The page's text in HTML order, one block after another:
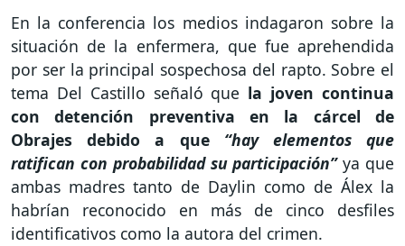
En la conferencia los medios indagaron sobre la
situación de la enfermera, que fue aprehendida
por ser la principal sospechosa del rapto. Sobre el
tema Del Castillo señaló que la joven continua
con detención preventiva en la cárcel de
Obrajes debido a que “hay elementos que
ratifican con probabilidad su participación” ya que
ambas madres tanto de Daylin como de Álex la
habrían reconocido en más de cinco desfiles
identificativos como la autora del crimen.